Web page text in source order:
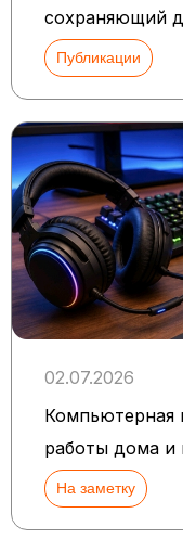
сохраняющий
Публикации
02.07.2026
Компьютерная
работы дома и
На заметку